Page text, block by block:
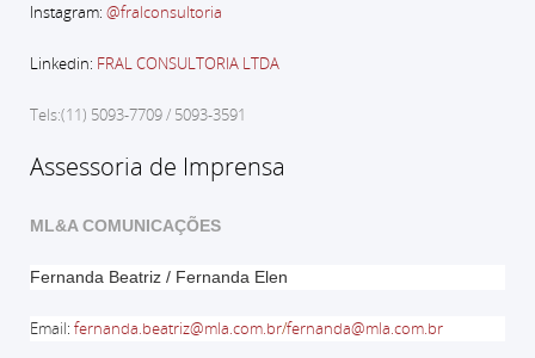
Instagram: @fralconsultoria
Linkedin: FRAL CONSULTORIA LTDA
Tels:(11) 5093-7709 / 5093-3591
Assessoria de Imprensa
ML&A COMUNICAÇÕES
Fernanda Beatriz / Fernanda Elen
Email: fernanda.beatriz@mla.com.br/fernanda@mla.com.br